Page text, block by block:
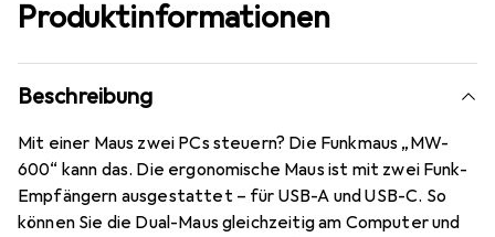
Produktinformationen
Beschreibung
Mit einer Maus zwei PCs steuern? Die Funkmaus „MW-
600“ kann das. Die ergonomische Maus ist mit zwei Funk-
Empfängern ausgestattet – für USB-A und USB-C. So
können Sie die Dual-Maus gleichzeitig am Computer und